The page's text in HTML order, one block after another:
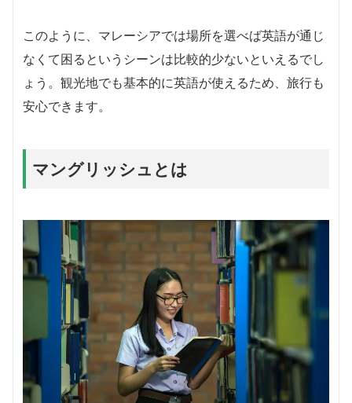
このように、マレーシアでは場所を選べば英語が通じ
なくて困るというシーンは比較的少ないといえるでし
ょう。観光地でも基本的に英語が使えるため、旅行も
安心できます。
マングリッシュとは